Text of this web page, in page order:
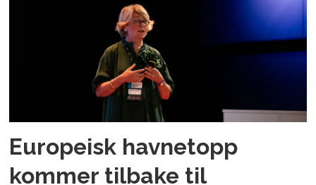
Europeisk havnetopp
kommer tilbake til